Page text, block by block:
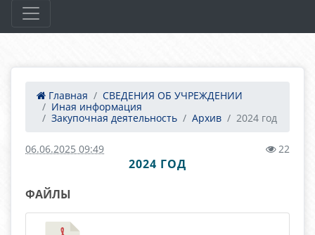
Главная
СВЕДЕНИЯ ОБ УЧРЕЖДЕНИИ
Иная информация
Закупочная деятельность
Архив 2024 год
06.06.2025 09:49 22
2024 ГОД
ФАЙЛЫ